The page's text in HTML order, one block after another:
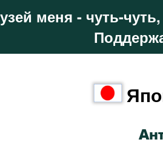
меня - чуть-